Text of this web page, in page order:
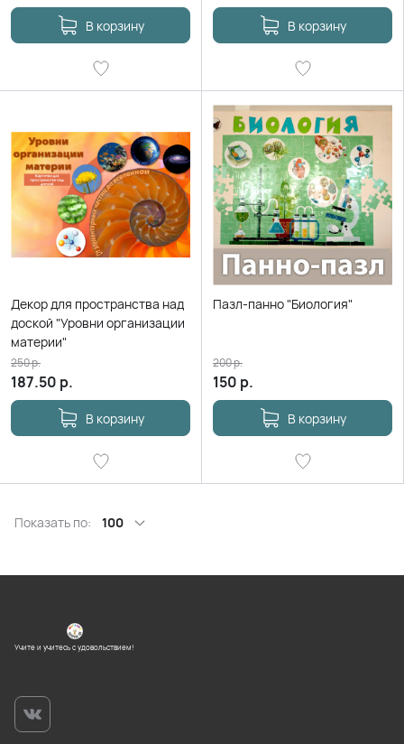
В корзину В корзину
Декор для пространства над
доской "Уровни организации
материи"
187.50 р.
250р.
В корзину
Пазл-панно "Биология"
150 р.
200р.
В корзину
Показать по: 100
Учите и учитесь с удовольствием!